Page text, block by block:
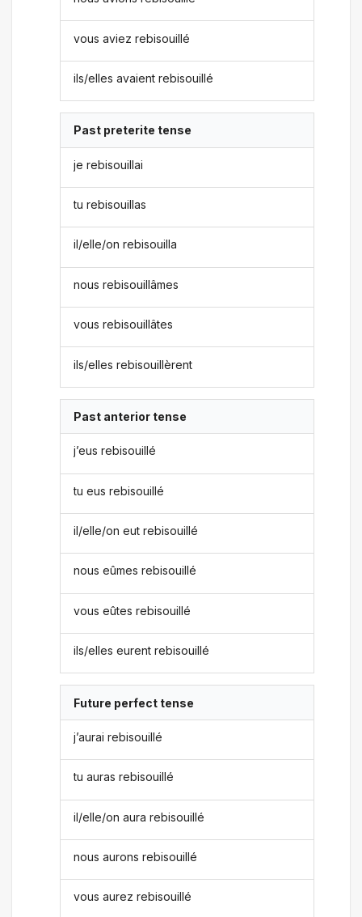
vous aviez rebisouillé
ils/elles avaient rebisouillé
Past preterite tense
je rebisouillai
tu rebisouillas
il/elle/on rebisouilla
nous rebisouillâmes
vous rebisouillâtes
ils/elles rebisouillèrent
Past anterior tense
j’eus rebisouillé
tu eus rebisouillé
il/elle/on eut rebisouillé
nous eûmes rebisouillé
vous eûtes rebisouillé
ils/elles eurent rebisouillé
Future perfect tense
j’aurai rebisouillé
tu auras rebisouillé
il/elle/on aura rebisouillé
nous aurons rebisouillé
vous aurez rebisouillé